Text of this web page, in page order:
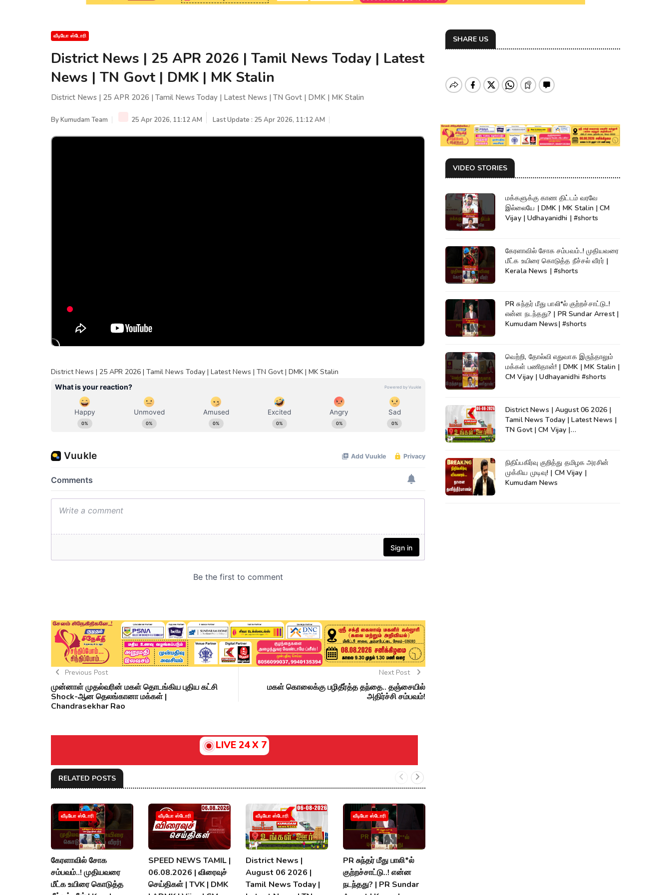
வீடியோ ஸ்டோரி
District News | 25 APR 2026 | Tamil News Today | Latest
News | TN Govt | DMK | MK Stalin
District News | 25 APR 2026 | Tamil News Today | Latest News | TN Govt | DMK | MK Stalin
ByKumudam Team 25 Apr 2026, 11:12 AM Last Update : 25 Apr 2026, 11:12 AM
District News | 25 APR 2026 | Tamil News Today | Latest News | TN Govt | DMK | MK Stalin
Previous Post
முன்னாள் முதல்வரின் மகள் தொடங்கிய புதிய கட்சி
Shock-ஆன தெலங்கானா மக்கள் |
Chandrasekhar Rao
Next Post
மகள் கொலைக்கு பழிதீர்த்த தந்தை.. தஞ்சையில்
அதிர்ச்சி சம்பவம்!
LIVE 24 X 7
RELATED POSTS
வீடியோ ஸ்டோரி
கேரளாவில் சோக
சம்பவம்..! முதியவரை
மீட்க உயிரை கொடுத்த
வீடியோ ஸ்டோரி
SPEED NEWS TAMIL |
06.08.2026 | விரைவுச்
செய்திகள் | TVK | DMK
வீடியோ ஸ்டோரி
District News |
August 06 2026 |
Tamil News Today |
வீடியோ ஸ்டோரி
PR சுந்தர் மீது பாலி*ல்
குற்றச்சாட்டு..! என்ன
நடந்தது? | PR Sundar
SHARE US
VIDEO STORIES
மக்களுக்கு காண திட்டம் வரவே
இல்லையே | DMK | MK Stalin | CM
Vijay | Udhayanidhi | #shorts
கேரளாவில் சோக சம்பவம்..! முதியவரை
மீட்க உயிரை கொடுத்த நீச்சல் வீரர் |
Kerala News | #shorts
PR சுந்தர் மீது பாலி*ல் குற்றச்சாட்டு..!
என்ன நடந்தது? | PR Sundar Arrest |
Kumudam News| #shorts
வெற்றி, தோல்வி எதுவாக இருந்தாலும்
மக்கள் பணிதான்! | DMK | MK Stalin |
CM Vijay | Udhayanidhi #shorts
District News | August 06 2026 |
Tamil News Today | Latest News |
TN Govt | CM Vijay |
நிதிப்பகிர்வு குறித்து தமிழக அரசின்
முக்கிய முடிவு! | CM Vijay |
Kumudam News